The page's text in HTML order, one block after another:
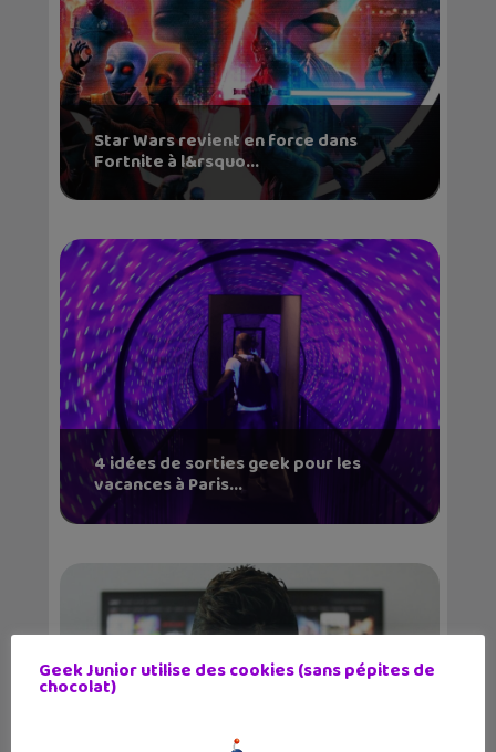
Star Wars revient en force dans
Fortnite à l&rsquo...
4 idées de sorties geek pour les
vacances à Paris...
Geek Junior utilise des cookies (sans pépites de
chocolat)